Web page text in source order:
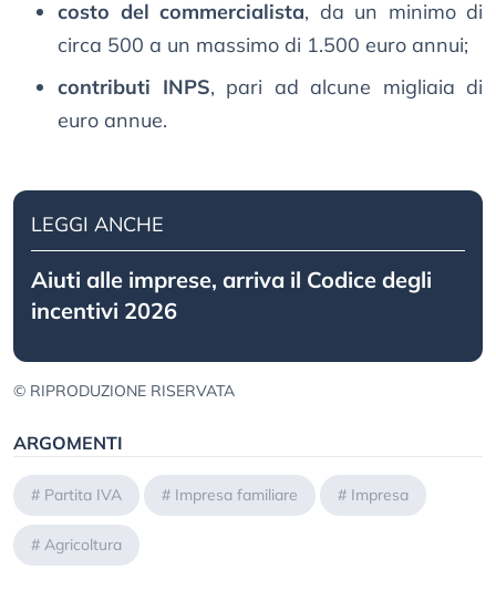
costo del commercialista, da un minimo di
circa 500 a un massimo di 1.500 euro annui;
contributi INPS, pari ad alcune migliaia di
euro annue.
LEGGI ANCHE
Aiuti alle imprese, arriva il Codice degli
incentivi 2026
© RIPRODUZIONE RISERVATA
ARGOMENTI
# Partita IVA # Impresa familiare # Impresa
# Agricoltura